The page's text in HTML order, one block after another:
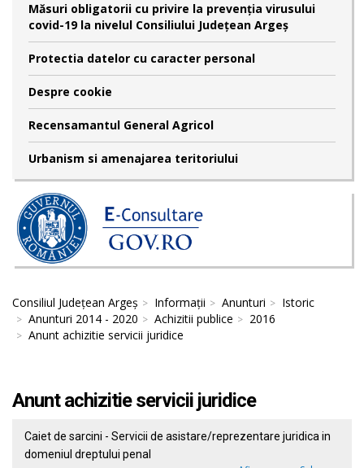
Măsuri obligatorii cu privire la prevenția virusului
covid-19 la nivelul Consiliului Județean Argeș
Protectia datelor cu caracter personal
Despre cookie
Recensamantul General Agricol
Urbanism si amenajarea teritoriului
Consiliul Județean Argeș Informații Anunturi
Istoric
Anunturi 2014 - 2020
Achizitii publice
2016
Anunt achizitie servicii juridice
Anunt achizitie servicii juridice
Caiet de sarcini - Servicii de asistare/reprezentare juridica in
domeniul dreptului penal